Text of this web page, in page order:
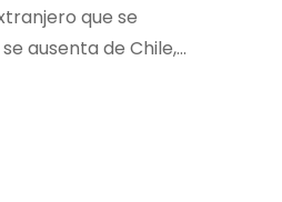
que se
ausenta de Chile,…